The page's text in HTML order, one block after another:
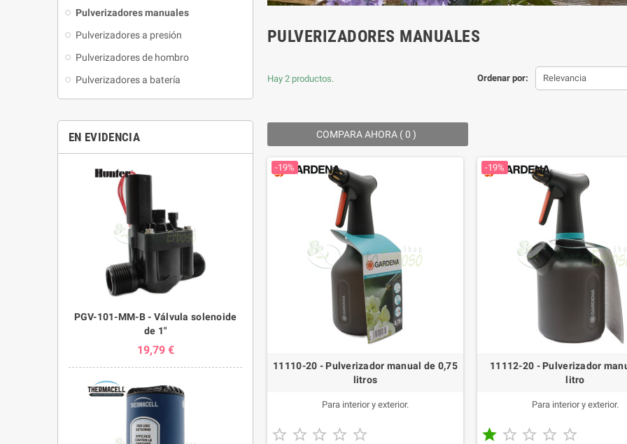
Pulverizadores manuales
Pulverizadores a presión
Pulverizadores de hombro
Pulverizadores a batería
EN EVIDENCIA
PGV-101-MM-B - Válvula solenoide
de 1"
19,79 €
PULVERIZADORES MANUALES
Ordenar por: Relevancia
Hay 2 productos.
COMPARA AHORA (0) ‎
-19%
11110-20 - Pulverizador manual de 0,75
litros
Para interior y exterior.
    
-19%
11112-20 - Pulverizador
litro
Para interior y exterior.
    